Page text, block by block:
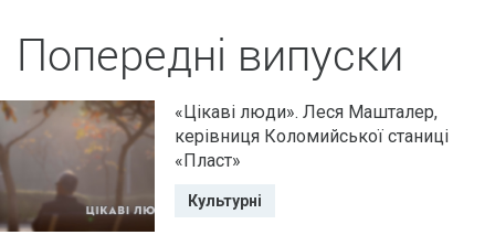
Попередні випуски
«Цікаві люди». Леся Машталер,
керівниця Коломийської станиці
«Пласт»
Культурні